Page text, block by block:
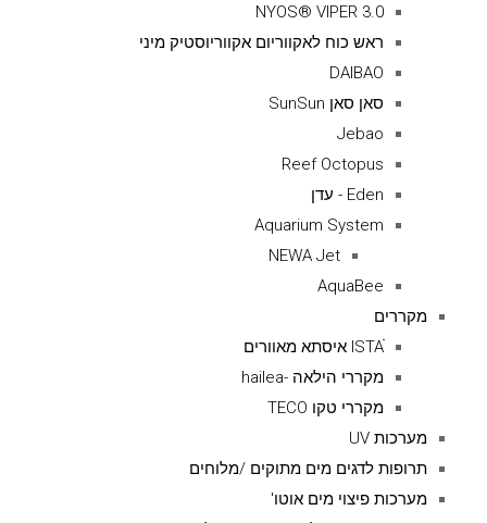
NYOS® VIPER 3.0
ראש כוח לאקווריום אקווריוסטיק מיני
DAIBAO
סאן סאן SunSun
Jebao
Reef Octopus
Eden - עדן
Aquarium System
NEWA Jet
AquaBee
מקררים
ISTAׁׂ איסתא מאוורים
מקררי הילאה -hailea
מקררי טקו TECO
מערכות UV
תרופות לדגים מים מתוקים /מלוחים
מערכות פיצוי מים אוטו'